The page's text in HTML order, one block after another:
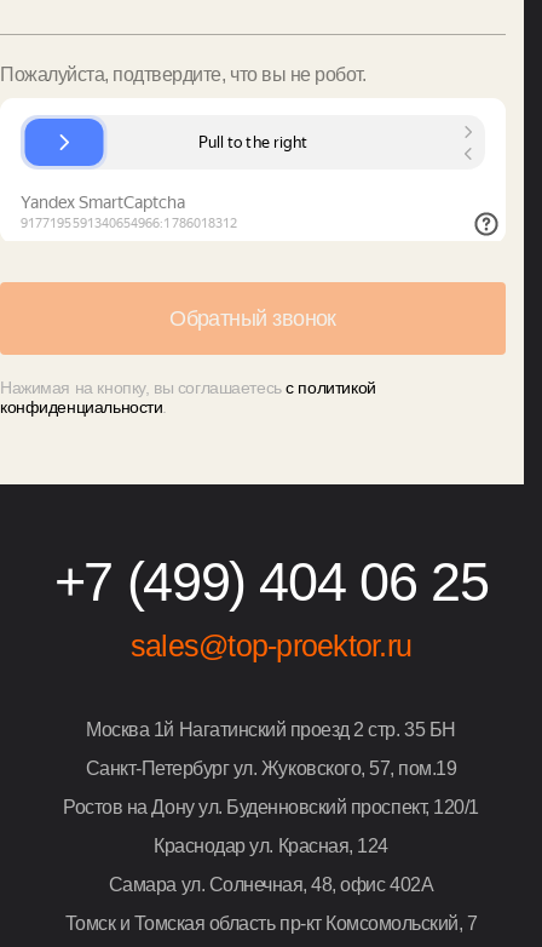
Пожалуйста, подтвердите, что вы не робот.
Нажимая на кнопку, вы соглашаетесьс политикой
конфиденциальности.
+7 (499) 404 06 25
sales@top-proektor.ru
Москва 1й Нагатинский проезд 2 стр. 35 БН
Санкт-Петербургул. Жуковского, 57, пом.19
Ростов на Донуул. Буденновский проспект, 120/1
Краснодарул. Красная, 124
Самара ул. Солнечная, 48, офис 402А
Томск и Томская область пр-кт Комсомольский, 7